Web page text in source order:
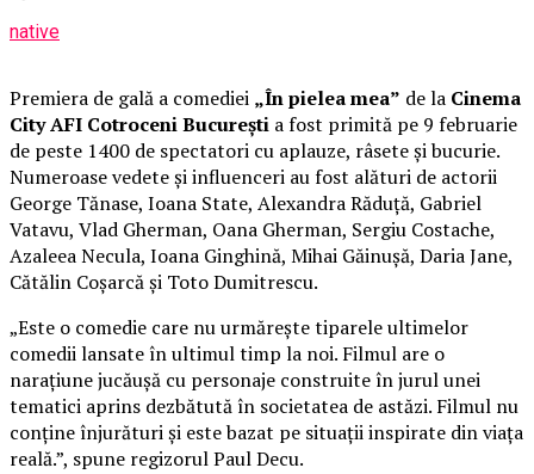
native
Premiera de gală a comediei „În pielea mea” de la Cinema
City AFI Cotroceni București a fost primită pe 9 februarie
de peste 1400 de spectatori cu aplauze, râsete și bucurie.
Numeroase vedete și influenceri au fost alături de actorii
George Tănase, Ioana State, Alexandra Răduță, Gabriel
Vatavu, Vlad Gherman, Oana Gherman, Sergiu Costache,
Azaleea Necula, Ioana Ginghină, Mihai Găinușă, Daria Jane,
Cătălin Coșarcă și Toto Dumitrescu.
„Este o comedie care nu urmărește tiparele ultimelor
comedii lansate în ultimul timp la noi. Filmul are o
narațiune jucăușă cu personaje construite în jurul unei
tematici aprins dezbătută în societatea de astăzi. Filmul nu
conține înjurături și este bazat pe situații inspirate din viața
reală.”, spune regizorul Paul Decu.